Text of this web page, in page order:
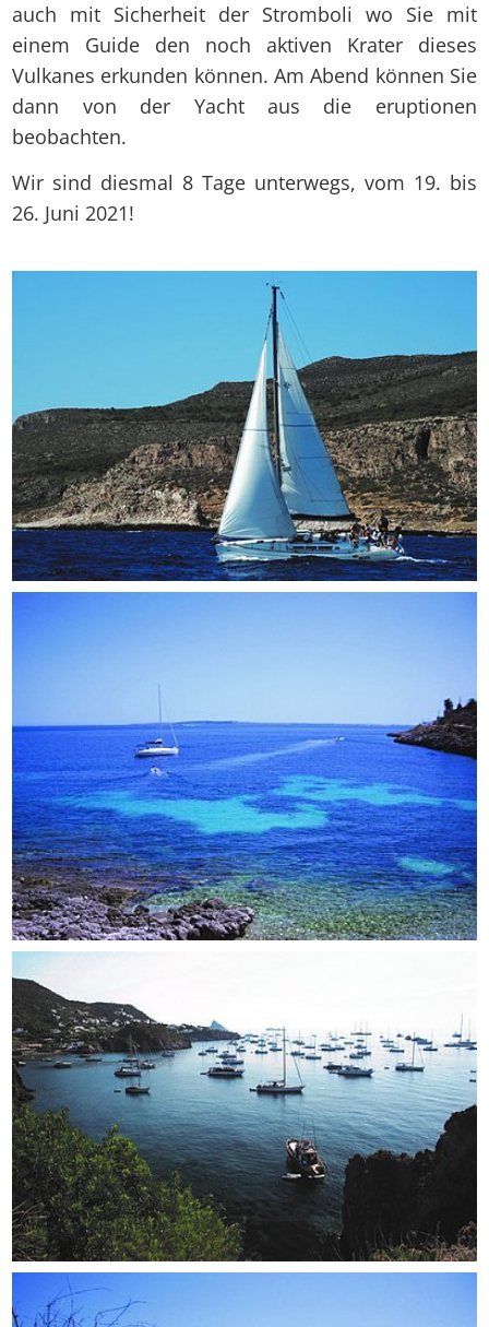
auch mit Sicherheit der Stromboli wo Sie mit
einem Guide den noch aktiven Krater dieses
Vulkanes erkunden können. Am Abend können Sie
dann von der Yacht aus die eruptionen
beobachten.
Wir sind diesmal 8 Tage unterwegs, vom 19. bis
26. Juni 2021!